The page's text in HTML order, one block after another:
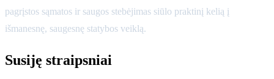
pagrįstos sąmatos ir saugos stebėjimas siūlo praktinį kelią į
išmanesnę, saugesnę statybos veiklą.
Susiję straipsniai